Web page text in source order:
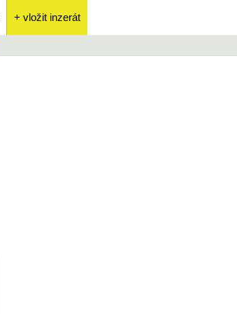
+ vložit inzerát